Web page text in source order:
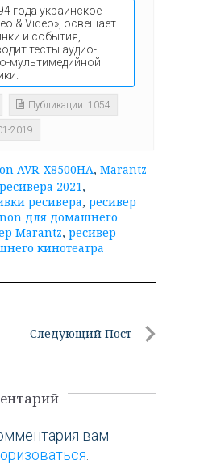
года украинское
& Video», освещает
и события,
тесты аудио-
мультимедийной
Публикации: 1054
2019
AVR-X8500HA, Marantz
2021,
ресивера, ресивер
для домашнего
Marantz, ресивер
кинотеатра
Следующий Пост
вам